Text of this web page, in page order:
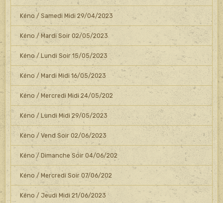
Kéno / Samedi Midi 29/04/2023
Kéno / Mardi Soir 02/05/2023
Kéno / Lundi Soir 15/05/2023
Kéno / Mardi Midi 16/05/2023
Kéno / Mercredi Midi 24/05/202
Kéno / Lundi Midi 29/05/2023
Kéno / Vend Soir 02/06/2023
Kéno / Dimanche Soir 04/06/202
Kéno / Mercredi Soir 07/06/202
Kéno / Jeudi Midi 21/06/2023